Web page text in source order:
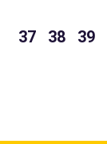
37 38 39